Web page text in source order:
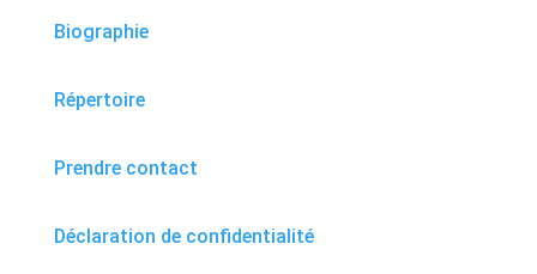
Biographie
Répertoire
Prendre contact
Déclaration de confidentialité